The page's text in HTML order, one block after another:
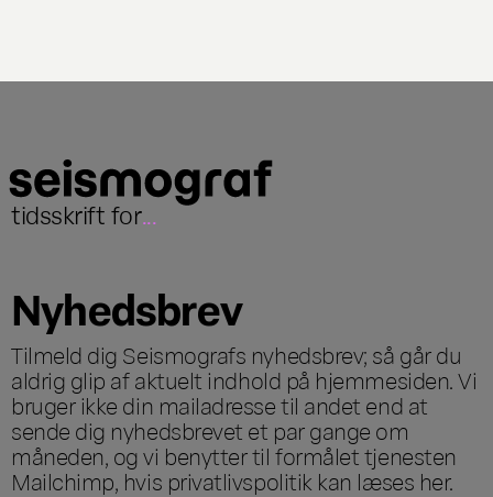
tidsskrift for...
Nyhedsbrev
Tilmeld dig Seismografs nyhedsbrev; så går du
aldrig glip af aktuelt indhold på hjemmesiden. Vi
bruger ikke din mailadresse til andet end at
sende dig nyhedsbrevet et par gange om
måneden, og vi benytter til formålet tjenesten
Mailchimp, hvis privatlivspolitik kan læses her.